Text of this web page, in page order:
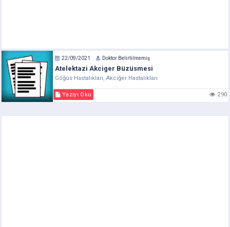
22/09/2021 Doktor Belirtilmemiş
Atelektazi Akciger Büzüsmesi
Göğüs Hastalıkları, Akciğer Hastalıkları
Yazıyı Oku 290